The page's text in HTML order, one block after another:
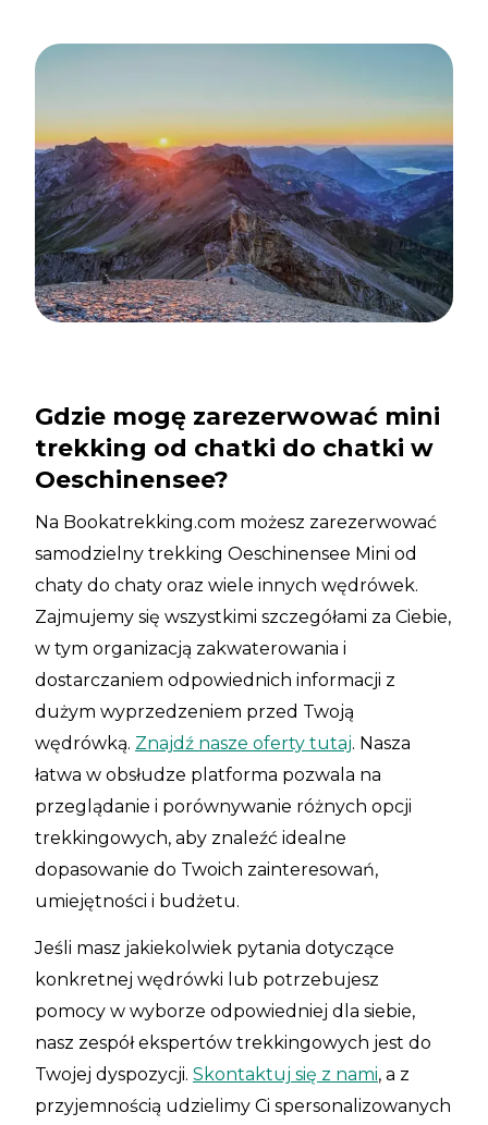
Gdzie mogę zarezerwować mini
trekking od chatki do chatki w
Oeschinensee?
Na Bookatrekking.com możesz zarezerwować
samodzielny trekking Oeschinensee Mini od
chaty do chaty oraz wiele innych wędrówek.
Zajmujemy się wszystkimi szczegółami za Ciebie,
w tym organizacją zakwaterowania i
dostarczaniem odpowiednich informacji z
dużym wyprzedzeniem przed Twoją
wędrówką. Znajdź nasze oferty tutaj. Nasza
łatwa w obsłudze platforma pozwala na
przeglądanie i porównywanie różnych opcji
trekkingowych, aby znaleźć idealne
dopasowanie do Twoich zainteresowań,
umiejętności i budżetu.
Jeśli masz jakiekolwiek pytania dotyczące
konkretnej wędrówki lub potrzebujesz
pomocy w wyborze odpowiedniej dla siebie,
nasz zespół ekspertów trekkingowych jest do
Twojej dyspozycji. Skontaktuj się z nami, a z
przyjemnością udzielimy Ci spersonalizowanych